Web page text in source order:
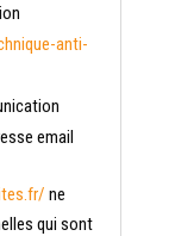
anti-
email
ne
qui sont